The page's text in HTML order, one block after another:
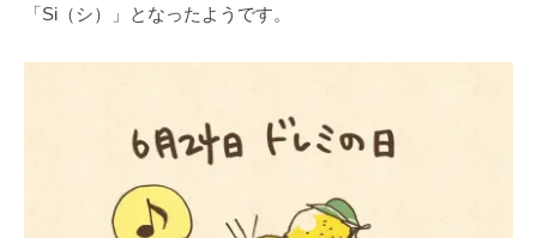
「Si（シ）」となったようです。